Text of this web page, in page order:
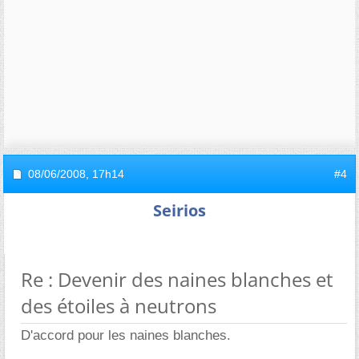
08/06/2008, 17h14 #4
Seirios
Re : Devenir des naines blanches et
des étoiles à neutrons
D'accord pour les naines blanches.